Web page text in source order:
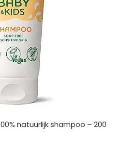
natuurlijk shampoo – 200